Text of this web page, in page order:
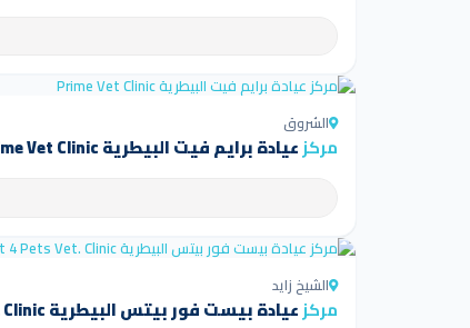
الشروق
مركزعيادة برايم فيت البيطرية Prime Vet Clinic
الشيخ زايد
مركزعيادة بيست فور بيتس البيطرية Best 4 Pets Vet. Clinic